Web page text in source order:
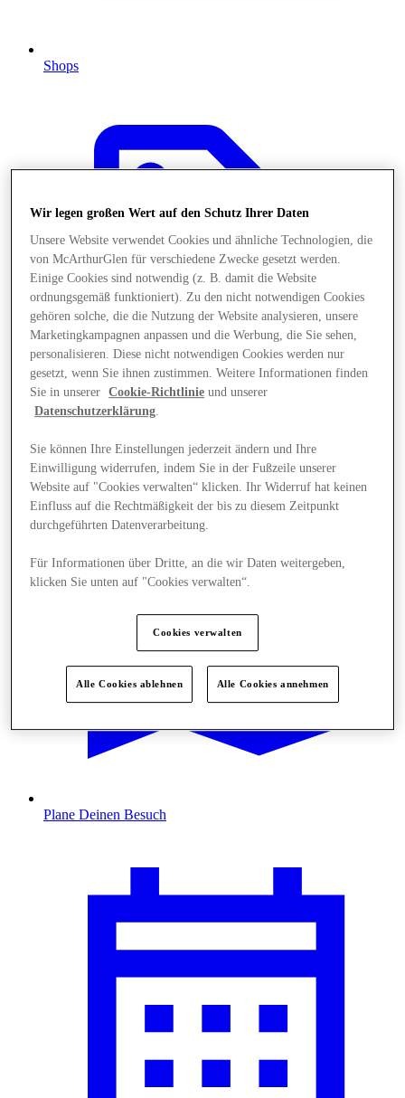
Shops
Plane Deinen Besuch
Wir legen großen Wert auf den Schutz Ihrer Daten
Unsere Website verwendet Cookies und ähnliche Technologien, die
von McArthurGlen für verschiedene Zwecke gesetzt werden.
Einige Cookies sind notwendig (z. B. damit die Website
ordnungsgemäß funktioniert). Zu den nicht notwendigen Cookies
gehören solche, die die Nutzung der Website analysieren, unsere
Marketingkampagnen anpassen und die Werbung, die Sie sehen,
personalisieren. Diese nicht notwendigen Cookies werden nur
gesetzt, wenn Sie ihnen zustimmen. Weitere Informationen finden
Sie in unserer
Cookie-Richtlinie und unserer
Datenschutzerklärung.
Sie können Ihre Einstellungen jederzeit ändern und Ihre
Einwilligung widerrufen, indem Sie in der Fußzeile unserer
Website auf "Cookies verwalten“ klicken. Ihr Widerruf hat keinen
Einfluss auf die Rechtmäßigkeit der bis zu diesem Zeitpunkt
durchgeführten Datenverarbeitung.
Für Informationen über Dritte, an die wir Daten weitergeben,
klicken Sie unten auf "Cookies verwalten“.
Cookies verwalten
Alle Cookies ablehnen Alle Cookies annehmen